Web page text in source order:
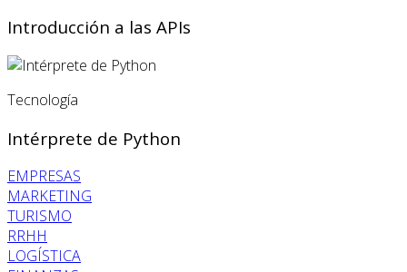
Introducción a las APIs
Tecnología
Intérprete de Python
EMPRESAS
MARKETING
TURISMO
RRHH
LOGÍSTICA